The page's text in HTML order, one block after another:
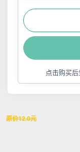
点击购买
原价12.0元